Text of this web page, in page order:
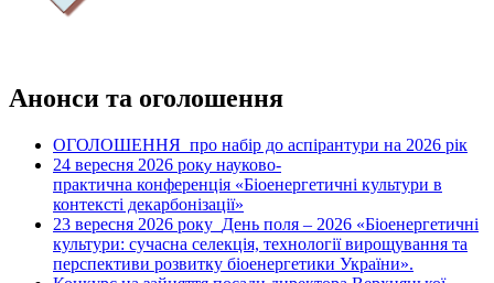
Анонси та оголошення
ОГОЛОШЕННЯ про набір до аспірантури на 2026 рік
24 вересня 2026 року науково-
практична конференція «Біоенергетичні культури в
контексті декарбонізації»
23 вересня 2026 року День поля – 2026 «Біоенергетичні
культури: сучасна селекція, технології вирощування та
перспективи розвитку біоенергетики України».